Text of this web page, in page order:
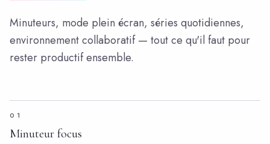
Minuteurs, mode plein écran, séries quotidiennes,
environnement collaboratif — tout ce qu'il faut pour
rester productif ensemble.
01
Minuteur focus